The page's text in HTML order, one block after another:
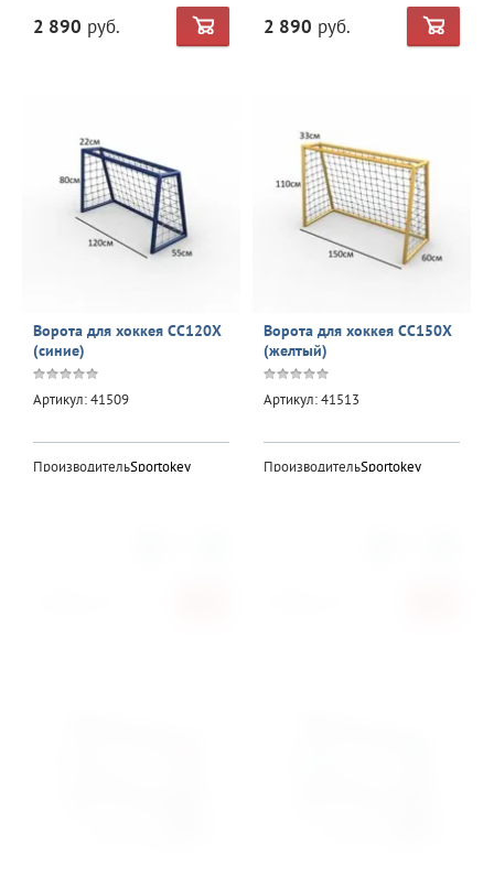
2 890 руб. 2 890 руб.
Ворота для хоккея CC120Х
(синие)
Артикул:41509
Производитель:Sportokey
Ворота для хоккея CC150Х
(желтый)
Артикул:41513
Производитель:Sportokey